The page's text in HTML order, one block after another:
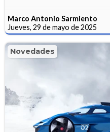
Marco Antonio Sarmiento
Jueves, 29 de mayo de 2025
Novedades